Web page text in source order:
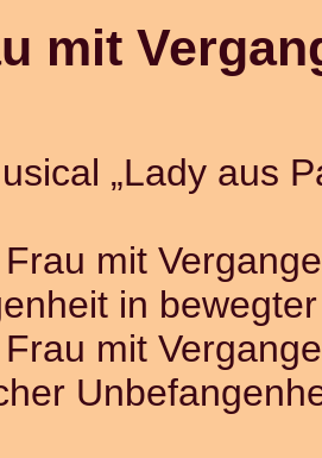
mit
„Lady aus
mit
in
mit